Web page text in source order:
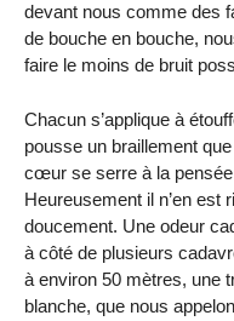
devant nous comme des
de bouche en bouche,
faire le moins de bruit
Chacun s’applique à
pousse un braillement
cœur se serre à la pensée
Heureusement il n’en est
doucement. Une odeur
à côté de plusieurs
à environ 50 mètres, une
blanche, que nous